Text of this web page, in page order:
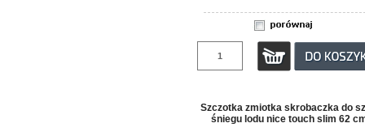
Szczotka zmiotka skrobaczka do
śniegu lodu nice touch slim 62